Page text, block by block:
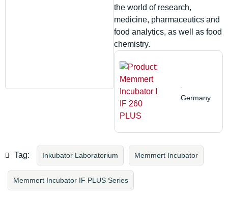
the world of research,
medicine, pharmaceutics and
food analytics, as well as food
chemistry.
Germany
Tag: Inkubator Laboratorium Memmert Incubator
Memmert Incubator IF PLUS Series